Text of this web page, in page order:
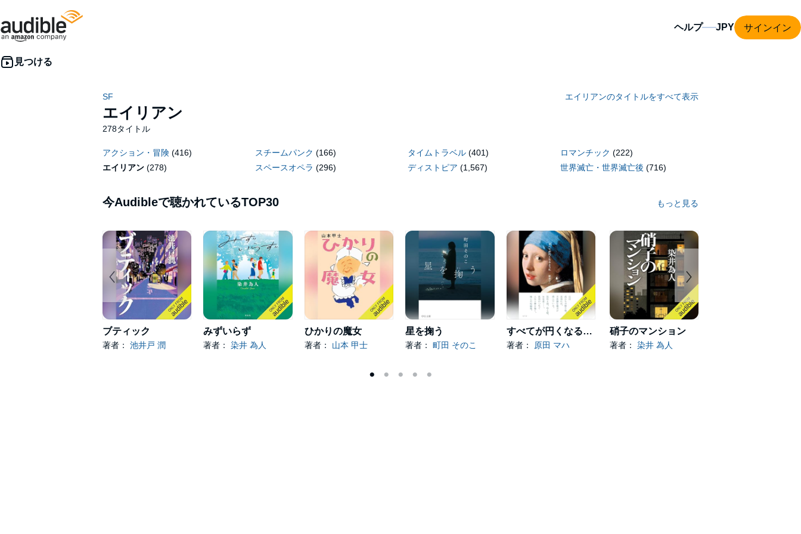
ヘルプ サインイン
SF
エイリアン
278タイトル
エイリアンのタイトルをすべて表示
アクション・冒険 (416) スチームパンク (166) タイムトラベル (401) ロマンチック (222)
エイリアン (278) スペースオペラ (296) ディストピア (1,567) 世界滅亡・世界滅亡後 (716)
今Audibleで聴かれているTOP30 もっと見る
ブティック
著者： 池井戸 潤
みずいらず
著者：染井 為人
ひかりの魔女
著者： 山本 甲士
星を掬う
著者：町田 そのこ
すべてが円くなるように
著者： 原田 マハ
硝子のマンション
著者： 染井 為人